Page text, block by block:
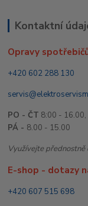
Kontaktní
Opravy
+420 602 288 130
PO - ČT 8:00 - 16.00,
PÁ - 8.00 - 15.00
Využívejte přednostně
E-shop - dotazy
+420 607 515 698